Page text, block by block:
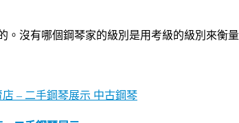
沒有哪個鋼琴家的級別是用考級的級別來衡
中古鋼琴